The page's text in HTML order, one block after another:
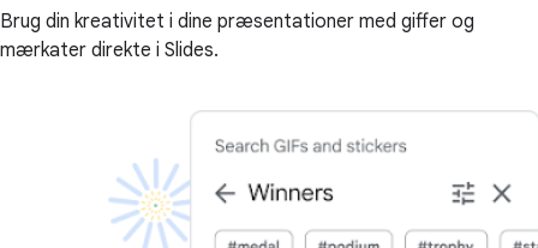
Brug din kreativitet i dine præsentationer med giffer og
mærkater direkte i Slides.